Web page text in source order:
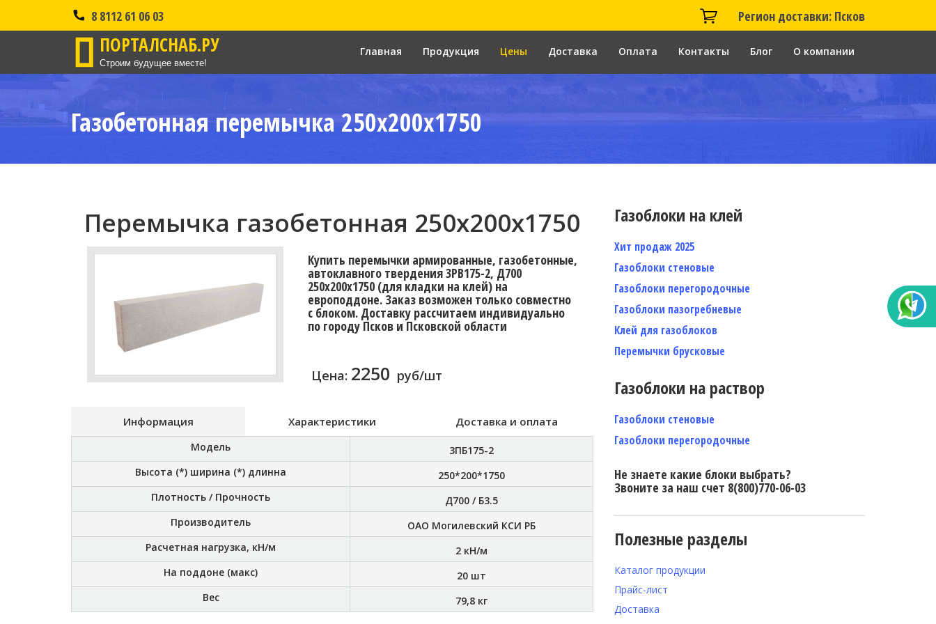
8 8112 61 06 03 Регион доставки: Псков
ПОРТАЛСНАБ.РУ
Строим будущее вместе!
Главная Продукция Цены Доставка Оплата Контакты Блог О компании
Газобетонная перемычка 250x200x1750
Перемычка газобетонная 250х200х1750
Купить перемычки армированные, газобетонные,
автоклавного твердения 3PB175-2, Д700
250х200х1750 (для кладки на клей) на
европоддоне. Заказ возможен только совместно
с блоком. Доставку рассчитаем индивидуально
по городу Псков и Псковской области
Цена: 2250 руб/шт
Информация Характеристики Доставка и оплата
Модель
3ПБ175-2
Высота (*) ширина (*) длинна
250*200*1750
Плотность / Прочность
Д700 / Б3.5
Производитель
ОАО Могилевский КСИ РБ
Расчетная нагрузка, кН/м
2 кН/м
На поддоне (макс)
20 шт
Вес
79,8 кг
Газоблоки на клей
Хит продаж 2025
Газоблоки стеновые
Газоблоки перегородочные
Газоблоки пазогребневые
Клей для газоблоков
Перемычки брусковые
Газоблоки на раствор
Газоблоки стеновые
Газоблоки перегородочные
Не знаете какие блоки выбрать?
Звоните за наш счет 8(800)770-06-03
Полезные разделы
Каталог продукции
Прайс-лист
Доставка